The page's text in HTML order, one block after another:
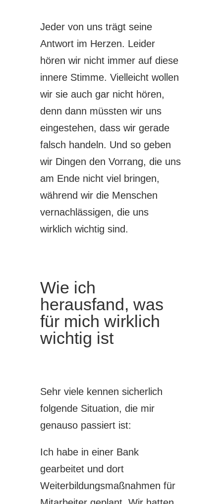
Jeder von uns trägt seine
Antwort im Herzen. Leider
hören wir nicht immer auf diese
innere Stimme. Vielleicht wollen
wir sie auch gar nicht hören,
denn dann müssten wir uns
eingestehen, dass wir gerade
falsch handeln. Und so geben
wir Dingen den Vorrang, die uns
am Ende nicht viel bringen,
während wir die Menschen
vernachlässigen, die uns
wirklich wichtig sind.
Wie ich
herausfand, was
für mich wirklich
wichtig ist
Sehr viele kennen sicherlich
folgende Situation, die mir
genauso passiert ist:
Ich habe in einer Bank
gearbeitet und dort
Weiterbildungsmaßnahmen für